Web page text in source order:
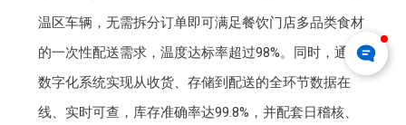
温区车辆，无需拆分订单即可满足餐饮门店多品类食材
的一次性配送需求，温度达标率超过98%。同时，通过
数字化系统实现从收货、存储到配送的全环节数据在
线、实时可查，库存准确率达99.8%，并配套日稽核、